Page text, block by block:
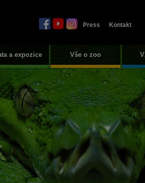
Press Kontakt
a expozice Vše o zoo